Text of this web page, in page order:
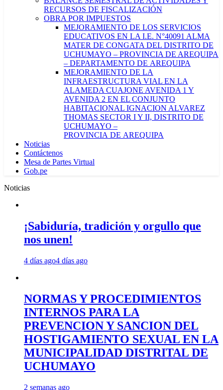
RECURSOS DE FISCALIZACIÓN
OBRA POR IMPUESTOS
MEJORAMIENTO DE LOS SERVICIOS
EDUCATIVOS EN LA I.E. N°40091 ALMA
MATER DE CONGATA DEL DISTRITO DE
UCHUMAYO – PROVINCIA DE AREQUIPA
– DEPARTAMENTO DE AREQUIPA
MEJORAMIENTO DE LA
INFRAESTRUCTURA VIAL EN LA
ALAMEDA CUAJONE AVENIDA 1 Y
AVENIDA 2 EN EL CONJUNTO
HABITACIONAL IGNACION ALVAREZ
THOMAS SECTOR I Y II, DISTRITO DE
UCHUMAYO –
PROVINCIA DE AREQUIPA
Noticias
Contáctenos
Mesa de Partes Virtual
Gob.pe
Noticias
¡Sabiduría, tradición y orgullo que
nos unen!
4 días ago4 días ago
NORMAS Y PROCEDIMIENTOS
INTERNOS PARA LA
PREVENCION Y SANCION DEL
HOSTIGAMIENTO SEXUAL EN LA
MUNICIPALIDAD DISTRITAL DE
UCHUMAYO
2 semanas ago